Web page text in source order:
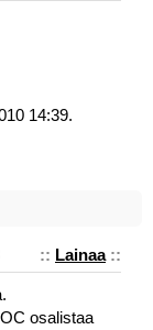
14:39.
:: Lainaa::
osalistaa